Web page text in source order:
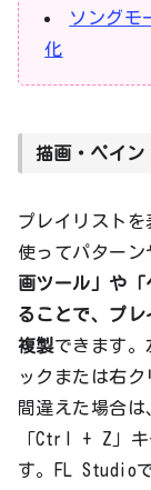
ソングモ
化
描画・ペイン
プレイリスト
使ってパターン
画ツール」や
ることで、プレ
複製できます。
ックまたは右
間違えた場合は
「Ctrl + Z」キ
す。FL Studio